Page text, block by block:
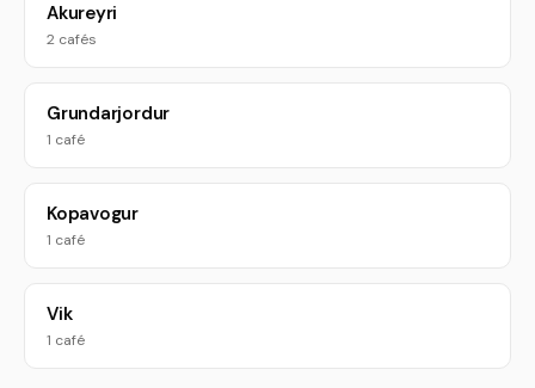
Akureyri
2 cafés
Grundarjordur
1 café
Kopavogur
1 café
Vik
1 café